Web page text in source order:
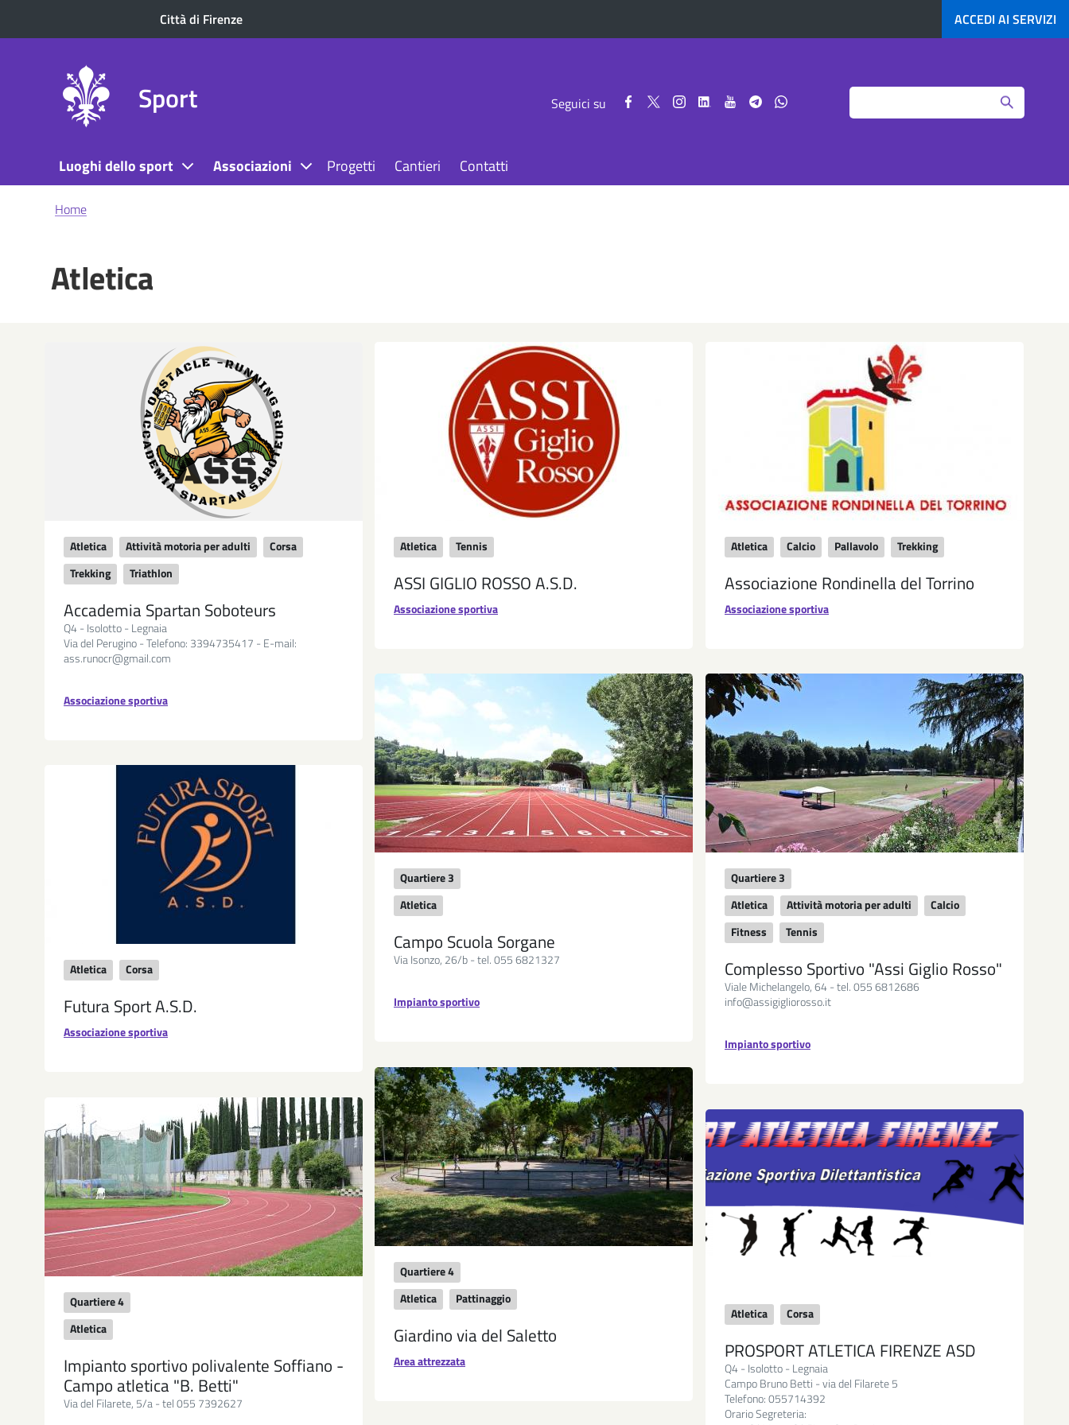
Città di Firenze ACCEDI AI SERVIZI
Sport Seguici su
Seguici SeguiciSeguici Seguici SeguiciSeguiciSeguici
Search
Luoghi dello sport Associazioni Progetti Cantieri Contatti
Briciole
di
Home
Atletica
Atletica Attività motoria per adulti
Corsa
Trekking
Triathlon
Accademia Spartan Soboteurs
Q4 - Isolotto - Legnaia
Via del Perugino - Telefono: 3394735417 - E-mail:
ass.runocr@gmail.com
Associazione sportiva
Atletica Tennis
ASSI GIGLIO ROSSO A.S.D.
Associazione sportiva
Atletica Calcio Pallavolo Trekking
Associazione Rondinella del Torrino
Associazione sportiva
Quartiere 3
Atletica
Campo Scuola Sorgane
Via Isonzo, 26/b - tel. 055 6821327
Impianto sportivo
Quartiere 3
Atletica
Attività motoria per adulti
Calcio
Fitness
Tennis
Complesso Sportivo "Assi Giglio Rosso"
Viale Michelangelo, 64 - tel. 055 6812686
info@assigigliorosso.it
Impianto sportivo
Atletica Corsa
Futura Sport A.S.D.
Associazione sportiva
Quartiere 4
Atletica
Pattinaggio
Giardino via del Saletto
Area attrezzata
Quartiere 4
Atletica
Impianto sportivo polivalente Soffiano -
Campo atletica "B. Betti"
Via del Filarete, 5/a - tel 055 7392627
Atletica Corsa
PROSPORT ATLETICA FIRENZE ASD
Q4 - Isolotto - Legnaia
Campo Bruno Betti - via del Filarete 5
Telefono: 055714392
Orario Segreteria: